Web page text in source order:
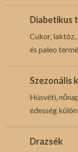
Diabetikus
Cukor, laktóz,
és paleo
Szezonális
Húsvéti,
édesség
Drazsék